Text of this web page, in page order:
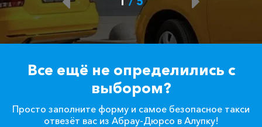
Все ещё не определились с
выбором?
Просто заполните форму и самое безопасное такси
отвезёт вас из Абрау-Дюрсо в Алупку!